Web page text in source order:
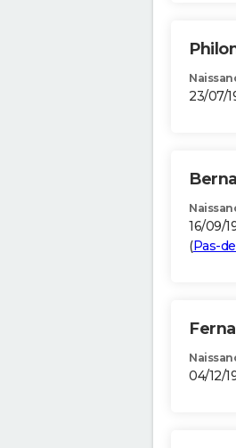
23/07/
16/09/
(Pas-
04/12/